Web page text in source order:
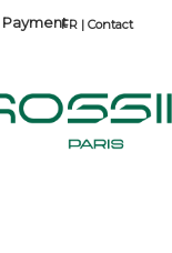
Contact
Payment